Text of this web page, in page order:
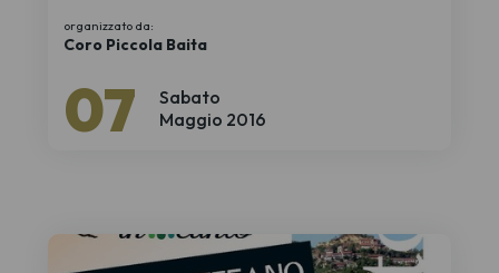
Sabato
07 Maggio 2016
organizzato da:
Coro Piccola Baita